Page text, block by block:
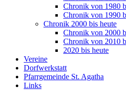
Chronik von 1980
Chronik von 1990
Chronik 2000 bis heute
Chronik von 2000
Chronik von 2010
2020 bis heute
Vereine
Dorfwerkstatt
Pfarrgemeinde St. Agatha
Links